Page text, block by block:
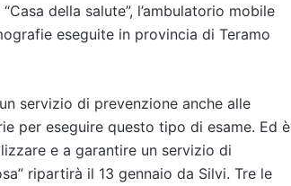
della salute”, l’ambulatorio mobile
eseguite in provincia di Teramo
servizio di prevenzione anche alle
per eseguire questo tipo di esame. Ed è
e a garantire un servizio di
ripartirà il 13 gennaio da Silvi. Tre le